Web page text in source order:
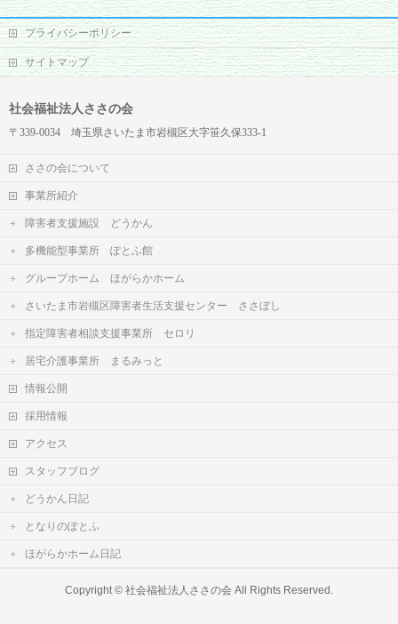
プライバシーポリシー
サイトマップ
社会福祉法人ささの会
〒339-0034 埼玉県さいたま市岩槻区大字笹久保333-1
ささの会について
事業所紹介
障害者支援施設 どうかん
多機能型事業所 ぽとふ館
グループホーム ほがらかホーム
さいたま市岩槻区障害者生活支援センター ささぼし
指定障害者相談支援事業所 セロリ
居宅介護事業所 まるみっと
情報公開
採用情報
アクセス
スタッフブログ
どうかん日記
となりのぽとふ
ほがらかホーム日記
Copyright © 社会福祉法人ささの会All Rights Reserved.